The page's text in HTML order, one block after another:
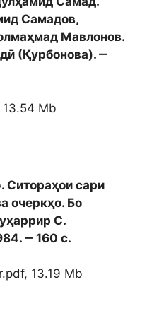
Самадов,
Мавлонов.
(Қурбонова). ‒
Mb
сари
очеркҳо. Бо
С.
‒ 160 с.
13.19 Mb